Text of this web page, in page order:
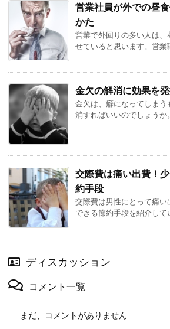
営業社員が外での昼
かた
営業で外回りの多い人は、
せていると思います。営業
金欠の解消に効果を
金欠は、癖になってしま
消すればいいのでしょうか
交際費は痛い出費！
約手段
交際費は男性にとって痛
できる節約手段を紹介して
ディスカッション
コメント一覧
まだ、コメントがありません